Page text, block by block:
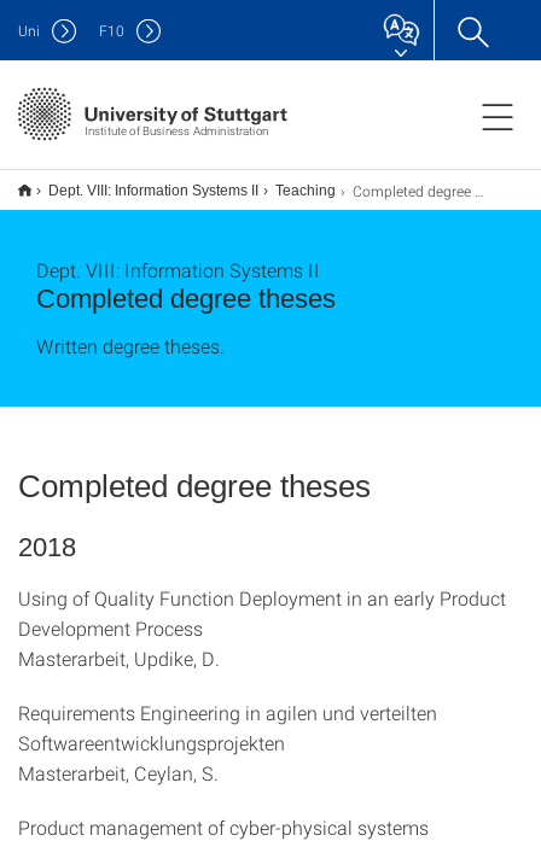
Institute of Business Administration
Uni F10
Dept. VIII: Information Systems II Teaching Completed degree theses
Completed degree theses
Dept. VIII: Information Systems II
Written degree theses.
Completed degree theses
2018
Using of Quality Function Deployment in an early Product
Development Process
Masterarbeit, Updike, D.
Requirements Engineering in agilen und verteilten
Softwareentwicklungsprojekten
Masterarbeit, Ceylan, S.
Product management of cyber-physical systems